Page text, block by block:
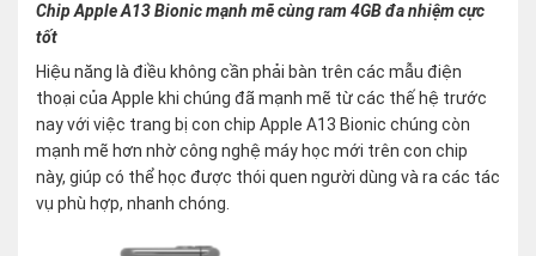
Chip Apple A13 Bionic mạnh mẽ cùng ram 4GB đa nhiệm cực
tốt
Hiệu năng là điều không cần phải bàn trên các mẫu điện
thoại của Apple khi chúng đã mạnh mẽ từ các thế hệ trước
nay với việc trang bị con chip Apple A13 Bionic chúng còn
mạnh mẽ hơn nhờ công nghệ máy học mới trên con chip
này, giúp có thể học được thói quen người dùng và ra các tác
vụ phù hợp, nhanh chóng.